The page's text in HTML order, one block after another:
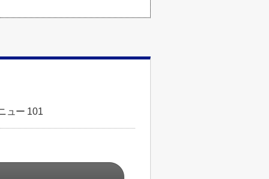
ュー 101